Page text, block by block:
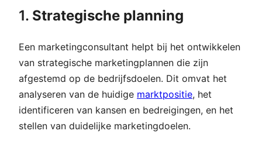
1. Strategische planning
Een marketingconsultant helpt bij het ontwikkelen
van strategische marketingplannen die zijn
afgestemd op de bedrijfsdoelen. Dit omvat het
analyseren van de huidige marktpositie, het
identificeren van kansen en bedreigingen, en het
stellen van duidelijke marketingdoelen.